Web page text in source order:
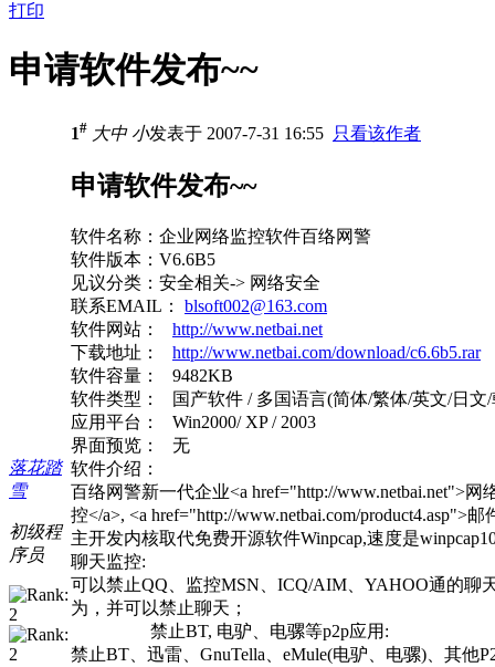
打印
申请软件发布~~
落花踏
雪
初级程
序员
1# 大中 小发表于 2007-7-31 16:55 只看该作者
申请软件发布~~
软件名称：企业网络监控软件百络网警
软件版本：V6.6B5
见议分类：安全相关-> 网络安全
联系EMAIL： blsoft002@163.com
软件网站： http://www.netbai.net
下载地址： http://www.netbai.com/download/c6.6b5.rar
软件容量： 9482KB
软件类型： 国产软件 / 多国语言(简体/繁体/英文/日文
应用平台： Win2000/ XP / 2003
界面预览： 无
软件介绍：
百络网警新一代企业<a href="http://www.netbai.net">
控</a>, <a href="http://www.netbai.com/
主开发内核取代免费开源软件Winpcap,速度是
聊天监控:
可以禁止QQ、监控MSN、ICQ/AIM、YAHOO通的聊
为，并可以禁止聊天；
禁止BT, 电驴、电骡等p2p应用:
禁止BT、迅雷、GnuTella、eMule(电驴、电骡)、其他